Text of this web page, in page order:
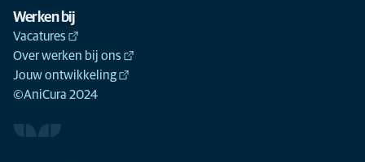
Werken bij
Vacatures
Over werken bij ons
Jouw ontwikkeling
©AniCura 2024